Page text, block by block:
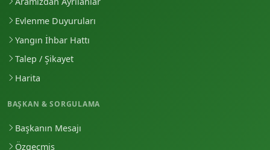
Evlenme Duyuruları
Yangın İhbar Hattı
Talep / Şikayet
Harita
BAŞKAN & SORGULAMA
Başkanın Mesajı
Özgeçmiş